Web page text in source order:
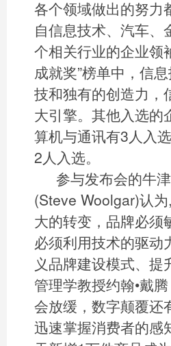
各个领域做出的努力
自信息技术、汽车
个相关行业的企业领
成就奖”榜单中，信
技和独有的创造力，
大引擎。其他入选的
算机与通讯有3人入
2人入选。
参与发布会的牛
(Steve Woolgar)认
大的转变，品牌必须
必须利用技术的驱动
义品牌建设模式、提
管理学教授约翰•戴
会放缓，数字颠覆还
迅速掌握消费者的感